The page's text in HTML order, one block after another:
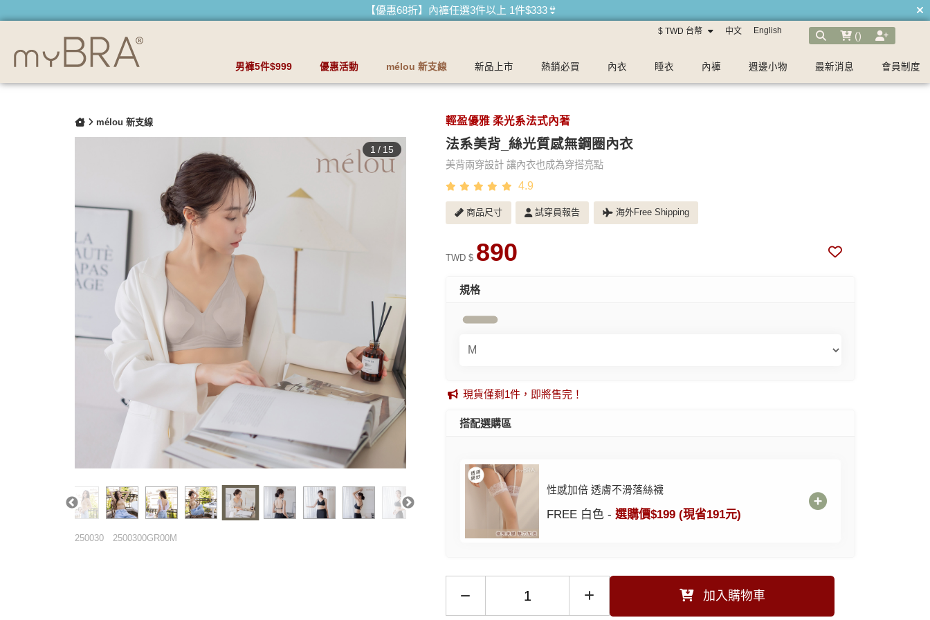
【優惠68折】內褲任選3件以上 1件$333👙
【夏日滿額贈】把衣物壓縮收納袋回家 🌞
$ TWD 台幣 中文 English ()
男褲5件$999 優惠活動 mélou 新支線 新品上市 熱銷必買 內衣 睡衣 內褲 週邊小物 最新消息 會員制度
mélou 新支線
1 / 15
250030 2500300GR00M
輕盈優雅 柔光系法式內著
法系美背_絲光質感無鋼圈內衣
美背兩穿設計 讓內衣也成為穿搭亮點
4.9
商品尺寸 試穿員報告 海外Free Shipping
TWD $ 890
規格
現貨僅剩1件，即將售完！
搭配選購區
性感加倍 透膚不滑落絲襪
FREE 白色 - 選購價$199 (現省191元)
加入購物車